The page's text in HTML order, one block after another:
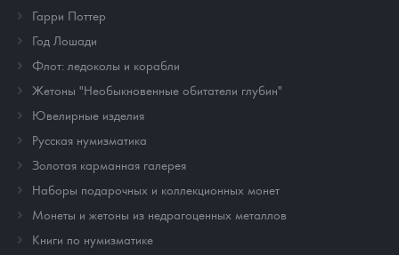
Гарри Поттер
Год Лошади
Флот: ледоколы и корабли
Жетоны "Необыкновенные обитатели глубин"
Ювелирные изделия
Русская нумизматика
Золотая карманная галерея
Наборы подарочных и коллекционных монет
Монеты и жетоны из недрагоценных металлов
Книги по нумизматике